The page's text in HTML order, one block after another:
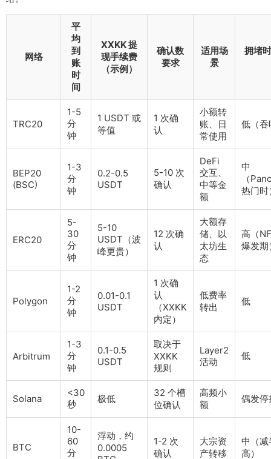
网络
平
均
到
账
时
间
XXKK 提
现手续费
（示例）
确认数
要求
适用场
景
拥堵
TRC20
1-5
分
钟
1 USDT 或
等值
1 次确
认
小额转
账、日
常使用
低（吞
BEP20
(BSC)
1-3
分
钟
0.2-0.5
USDT
5-10 次
确认
DeFi
交互、
中等金
额
中
（
热门时
ERC20
5-
30
分
钟
5-10
USDT（波
峰更贵）
12 次确
认
大额存
储、以
太坊生
态
高（
爆发期
Polygon
1-2
分
钟
0.01-0.1
USDT
1 次确
认
（XXKK
内定）
低费率
转出
低
Arbitrum
1-3
分
钟
0.1-0.5
USDT
取决于
XXKK
规则
Layer2
活动
低
Solana
<30
秒
极低
32 个槽
位确认
高频小
额
偶发停
BTC
10-
60
分
浮动，约
0.0005
1-2 次
确认
大宗资
产转移
中（减
高）